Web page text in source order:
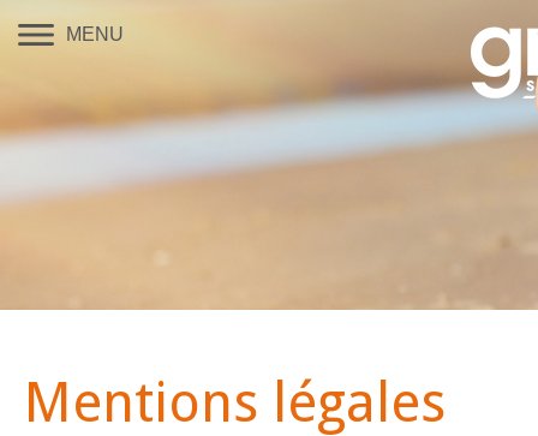
MENU
Mentions légales